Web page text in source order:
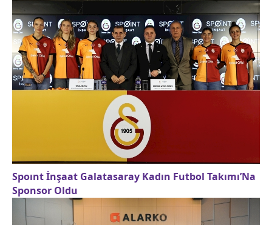
Spoınt İnşaat Galatasaray Kadın Futbol Takımı’Na
Sponsor Oldu